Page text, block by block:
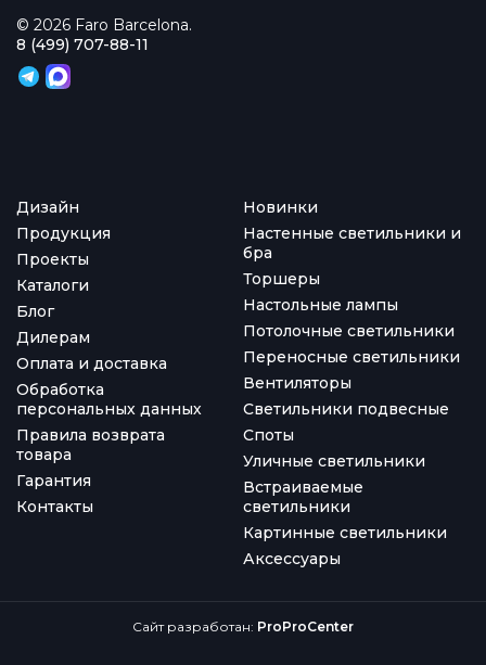
© 2026 Faro Barcelona.
Дизайн
Продукция
Проекты
Каталоги
Блог
Дилерам
Оплата и доставка
Обработка
персональных данных
Правила возврата
товара
Гарантия
Контакты
Новинки
Настенные светильники и
бра
Торшеры
Настольные лампы
Потолочные светильники
Переносные светильники
Вентиляторы
Светильники подвесные
Споты
Уличные светильники
Встраиваемые
светильники
Картинные светильники
Аксессуары
8 (499) 707-88-11
Сайт разработан: ProProCenter